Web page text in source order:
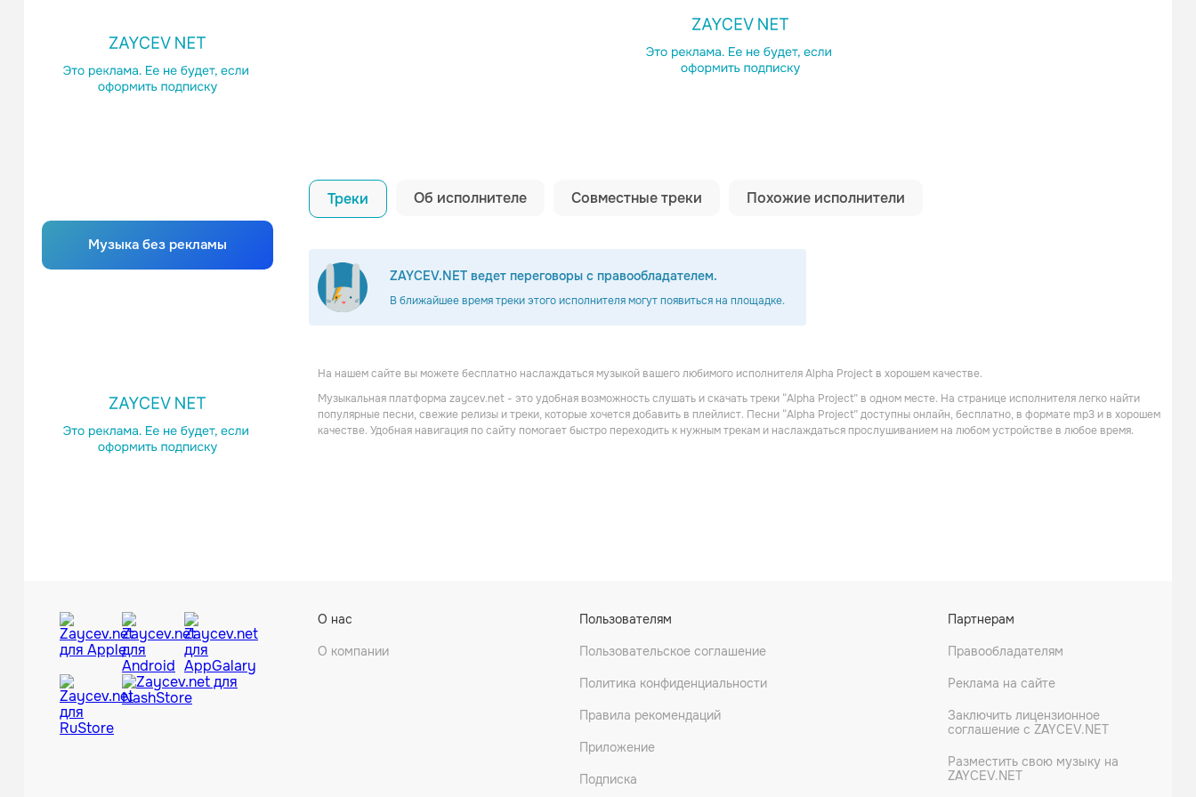
Музыка без рекламы
Копировать ссылку
Треки Об исполнителе Совместные треки Похожие исполнители
ZAYCEV.NET ведет переговоры с правообладателем.
В ближайшее время треки этого исполнителя могут появиться на площадке.
На нашем сайте вы можете бесплатно наслаждаться музыкой вашего любимого исполнителя Alpha Project в хорошем качестве.
Музыкальная платформа zaycev.net - это удобная возможность слушать и скачать треки “Alpha Project” в одном месте. На странице исполнителя легко найти
популярные песни, свежие релизы и треки, которые хочется добавить в плейлист. Песни “Alpha Project” доступны онлайн, бесплатно, в формате mp3 и в хорошем
качестве. Удобная навигация по сайту помогает быстро переходить к нужным трекам и наслаждаться прослушиванием на любом устройстве в любое время.
О нас
О компании
Пользователям
Пользовательское соглашение
Политика конфиденциальности
Правила рекомендаций
Приложение
Подписка
Партнерам
Правообладателям
Реклама на сайте
Заключить лицензионное
соглашение с ZAYCEV.NET
Разместить свою музыку на
ZAYCEV.NET